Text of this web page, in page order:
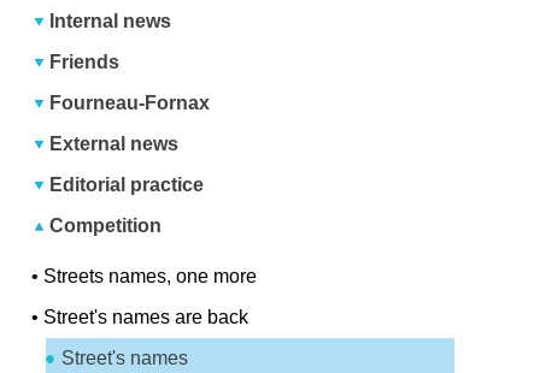
Internal news
Friends
Fourneau-Fornax
External news
Editorial practice
Competition
• Streets names, one more
• Street's names are back
Street's names